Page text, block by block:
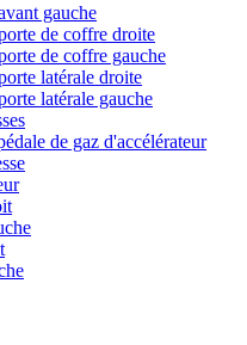
gauche
de coffre droite
de coffre gauche
latérale droite
latérale gauche
de gaz d'accélérateur